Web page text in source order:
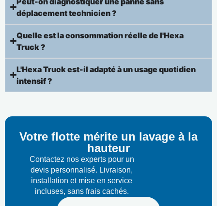
déplacement technicien ?
Quelle est la consommation réelle de l'Hexa
Truck ?
L'Hexa Truck est-il adapté à un usage quotidien
intensif ?
Votre flotte mérite un lavage à la
hauteur
Contactez nos experts pour un
devis personnalisé. Livraison,
installation et mise en service
incluses, sans frais cachés.